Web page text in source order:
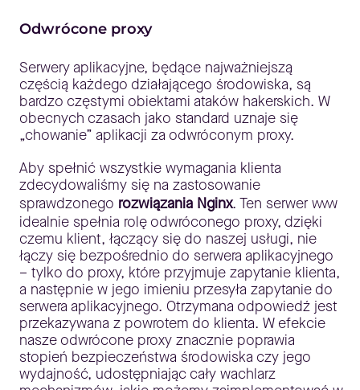
Odwrócone proxy
Serwery aplikacyjne, będące najważniejszą
częścią każdego działającego środowiska, są
bardzo częstymi obiektami ataków hakerskich. W
obecnych czasach jako standard uznaje się
„chowanie” aplikacji za odwróconym proxy.
Aby spełnić wszystkie wymagania klienta
zdecydowaliśmy się na zastosowanie
sprawdzonego rozwiązania Nginx. Ten serwer www
idealnie spełnia rolę odwróconego proxy, dzięki
czemu klient, łączący się do naszej usługi, nie
łączy się bezpośrednio do serwera aplikacyjnego
– tylko do proxy, które przyjmuje zapytanie klienta,
a następnie w jego imieniu przesyła zapytanie do
serwera aplikacyjnego. Otrzymana odpowiedź jest
przekazywana z powrotem do klienta. W efekcie
nasze odwrócone proxy znacznie poprawia
stopień bezpieczeństwa środowiska czy jego
wydajność, udostępniając cały wachlarz